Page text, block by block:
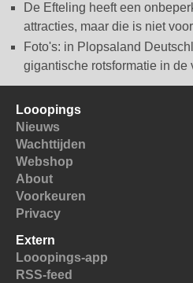
De Efteling heeft een
attracties, maar die is niet
Foto's: in Plopsaland
gigantische rotsformatie in de
Looopings
Nieuws
Wachttijden
Webshop
About
Voorkeuren
Privacy
Extern
Looopings-app
RSS-feed